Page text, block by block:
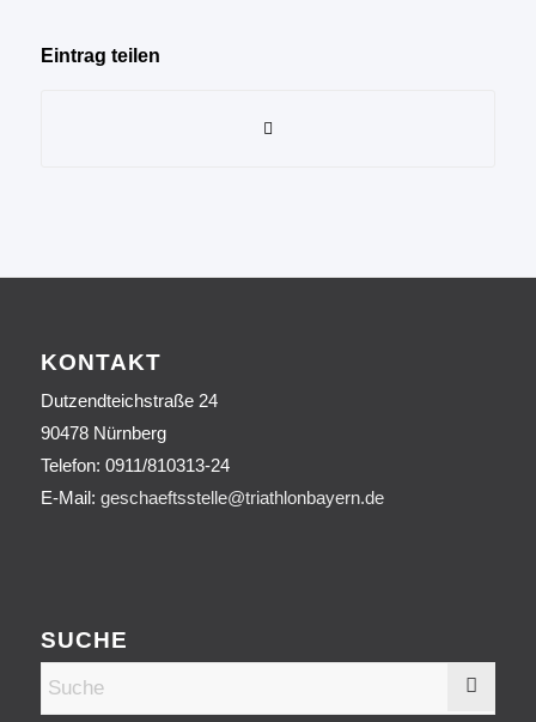
Eintrag teilen
KONTAKT
Dutzendteichstraße 24
90478 Nürnberg
Telefon: 0911/810313-24
E-Mail: geschaeftsstelle@triathlonbayern.de
SUCHE